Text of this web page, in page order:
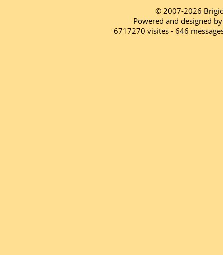
© 2007-2026
Powered and designed
6717270 visites - 646